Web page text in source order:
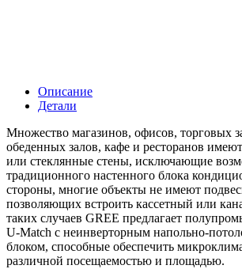
Описание
Детали
Множество магазинов, офисов, торговых
обеденных залов, кафе и ресторанов
или стеклянные стены, исключающие
традиционного настенного блока
стороны, многие объекты не имеют
позволяющих встроить кассетный или
таких случаев GREE предлагает
U-Match с неинверторным напольно-
блоком, способные обеспечить
различной посещаемостью и площадью.